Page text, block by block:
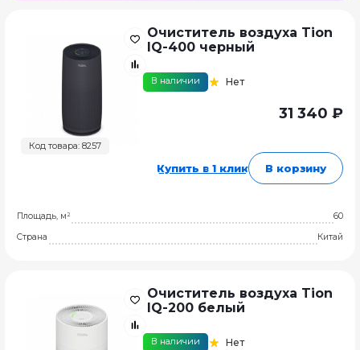
Код товара: 8257
Очиститель воздуха Tion
IQ-400 черный
В наличии Нет
31 340 ₽
Купить в 1 клик В корзину
Площадь, м²
60
Страна
Китай
Очиститель воздуха Tion
IQ-200 белый
В наличии Нет